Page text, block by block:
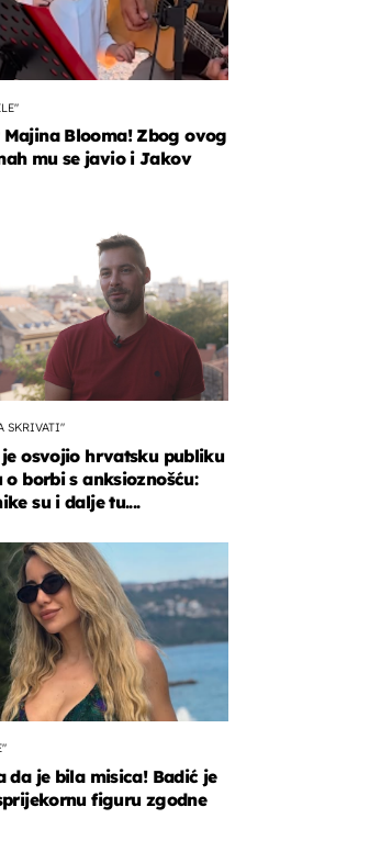
Blooma! Zbog ovog
mu se javio i Jakov
SKRIVATI"
osvojio hrvatsku publiku
borbi s anksioznošću:
su i dalje tu....
da je bila misica! Badić je
figuru zgodne